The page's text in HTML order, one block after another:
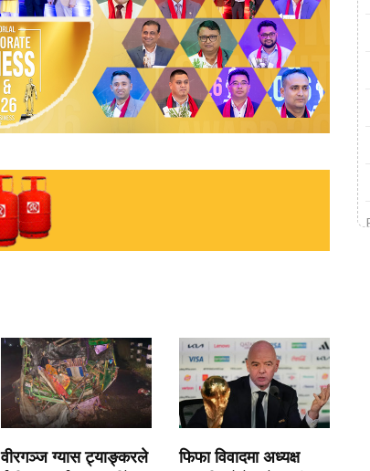
वीरगञ्ज ग्यास ट्याङ्करले
फिफा विवादमा अध्यक्ष